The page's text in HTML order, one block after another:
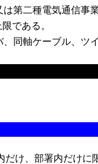
第二種電気通信事
である。
同軸ケーブル、ツ
だけ、部署内だけに